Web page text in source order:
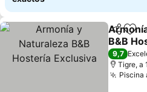
B&B
9,7
Tigre, a
Piscina